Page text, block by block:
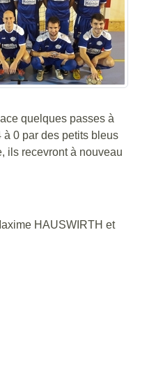
quelques passes à
à 0 par des petits bleus
ils recevront à nouveau
HAUSWIRTH et